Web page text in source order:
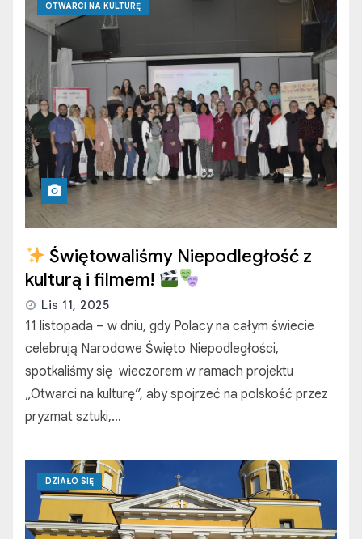
OTWARCI NA KULTURĘ
Świętowaliśmy Niepodległość z
kulturą i filmem!
Lis 11, 2025
11 listopada – w dniu, gdy Polacy na całym świecie
celebrują Narodowe Święto Niepodległości,
spotkaliśmy się wieczorem w ramach projektu
„Otwarci na kulturę”, aby spojrzeć na polskość przez
pryzmat sztuki,…
DZIAŁO SIĘ